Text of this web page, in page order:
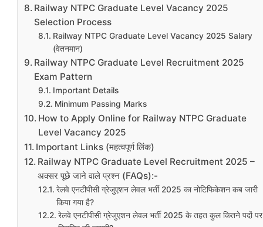
Railway NTPC Graduate Level Vacancy 2025
Selection Process
Railway NTPC Graduate Level Vacancy 2025 Salary
(वेतनमान)
Railway NTPC Graduate Level Recruitment 2025
Exam Pattern
Important Details
Minimum Passing Marks
How to Apply Online for Railway NTPC Graduate
Level Vacancy 2025
Important Links (महत्वपूर्ण लिंक)
Railway NTPC Graduate Level Recruitment 2025 –
अक्सर पूछे जाने वाले प्रश्न (FAQs):-
रेलवे एनटीपीसी ग्रेजुएशन लेवल भर्ती 2025 का नोटिफिकेशन कब जारी
किया गया है?
रेलवे एनटीपीसी ग्रेजुएशन लेवल भर्ती 2025 के तहत कुल कितने पदों पर